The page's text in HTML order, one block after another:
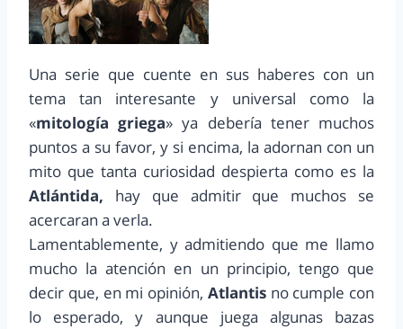
Una serie que cuente en sus haberes con un
tema tan interesante y universal como la
«mitología griega» ya debería tener muchos
puntos a su favor, y si encima, la adornan con un
mito que tanta curiosidad despierta como es la
Atlántida, hay que admitir que muchos se
acercaran a verla.
Lamentablemente, y admitiendo que me llamo
mucho la atención en un principio, tengo que
decir que, en mi opinión, Atlantisno cumple con
lo esperado, y aunque juega algunas bazas